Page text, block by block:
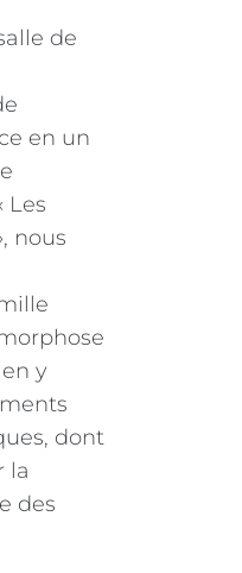
de
en un
Les
nous
y
dont
la
des